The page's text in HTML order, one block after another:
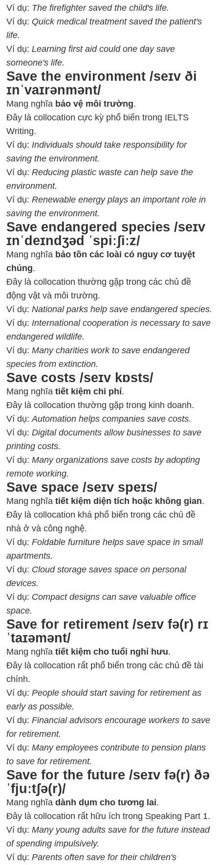
Ví dụ: The firefighter saved the child's life.
Ví dụ: Quick medical treatment saved the patient's
life.
Ví dụ:Learning first aid could one day save
someone's life.
Save the environment /seɪv ði
ɪnˈvaɪrənmənt/
Mang nghĩa bảo vệ môi trường.
Đây là collocation cực kỳ phổ biến trong IELTS
Writing.
Ví dụ: Individuals should take responsibility for
saving the environment.
Ví dụ:Reducing plastic waste can help save the
environment.
Ví dụ:Renewable energy plays an important role in
saving the environment.
Save endangered species /seɪv
ɪnˈdeɪndʒəd ˈspiːʃiːz/
Mang nghĩa bảo tồn các loài có nguy cơ tuyệt
chủng.
Đây là collocation thường gặp trong các chủ đề
động vật và môi trường.
Ví dụ:National parks help save endangered species.
Ví dụ: International cooperation is necessary to save
endangered wildlife.
Ví dụ:Many charities work to save endangered
species from extinction.
Save costs /seɪv kɒsts/
Mang nghĩatiết kiệm chi phí.
Đây là collocation thường gặp trong kinh doanh.
Ví dụ:Automation helps companies save costs.
Ví dụ:Digital documents allow businesses to save
printing costs.
Ví dụ:Many organizations save costs by adopting
remote working.
Save space /seɪv speɪs/
Mang nghĩatiết kiệm diện tích hoặc không gian.
Đây là collocation khá phổ biến trong các chủ đề
nhà ở và công nghệ.
Ví dụ:Foldable furniture helps save space in small
apartments.
Ví dụ: Cloud storage saves space on personal
devices.
Ví dụ: Compact designs can save valuable office
space.
Save for retirement /seɪv fə(r) rɪ
ˈtaɪəmənt/
Mang nghĩatiết kiệm cho tuổi nghỉ hưu.
Đây là collocation rất phổ biến trong các chủ đề tài
chính.
Ví dụ:People should start saving for retirement as
early as possible.
Ví dụ:Financial advisors encourage workers to save
for retirement.
Ví dụ:Many employees contribute to pension plans
to save for retirement.
Save for the future /seɪv fə(r) ðə
ˈfjuːtʃə(r)/
Mang nghĩadành dụm cho tương lai.
Đây là collocation rất hữu ích trong Speaking Part 1.
Ví dụ:Many young adults save for the future instead
of spending impulsively.
Ví dụ:Parents often save for their children's